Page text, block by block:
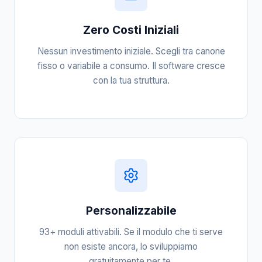
Zero Costi Iniziali
Nessun investimento iniziale. Scegli tra canone
fisso o variabile a consumo. Il software cresce
con la tua struttura.
Personalizzabile
93+ moduli attivabili. Se il modulo che ti serve
non esiste ancora, lo sviluppiamo